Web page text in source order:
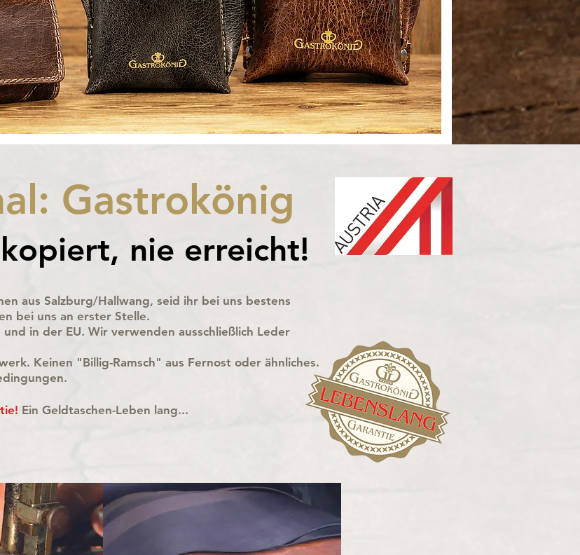
Gastrokönig
nie erreicht!
aus Salzburg/Hallwang, seid ihr bei uns bestens
bei uns an erster Stelle.
in der EU. Wir verwenden ausschließlich Leder
rk. Keinen "Billig-Ramsch" aus Fernost oder ähnliches.
Ein Geldtaschen-Leben lang...